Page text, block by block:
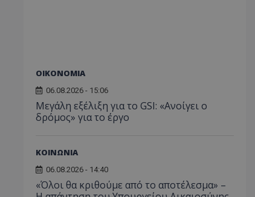
ΟΙΚΟΝΟΜΙΑ
06.08.2026 - 15:06
Μεγάλη εξέλιξη για το GSI: «Ανοίγει ο
δρόμος» για το έργο
ΚΟΙΝΩΝΙΑ
06.08.2026 - 14:40
«Όλοι θα κριθούμε από το αποτέλεσμα» –